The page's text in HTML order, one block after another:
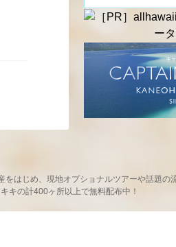
はじめ、現地オプショナルツアーや話題の
キの計400ヶ所以上で無料配布中！